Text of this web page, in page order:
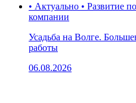
• Актуально • Развитие
компании
Усадьба на Волге.
работы
06.08.2026